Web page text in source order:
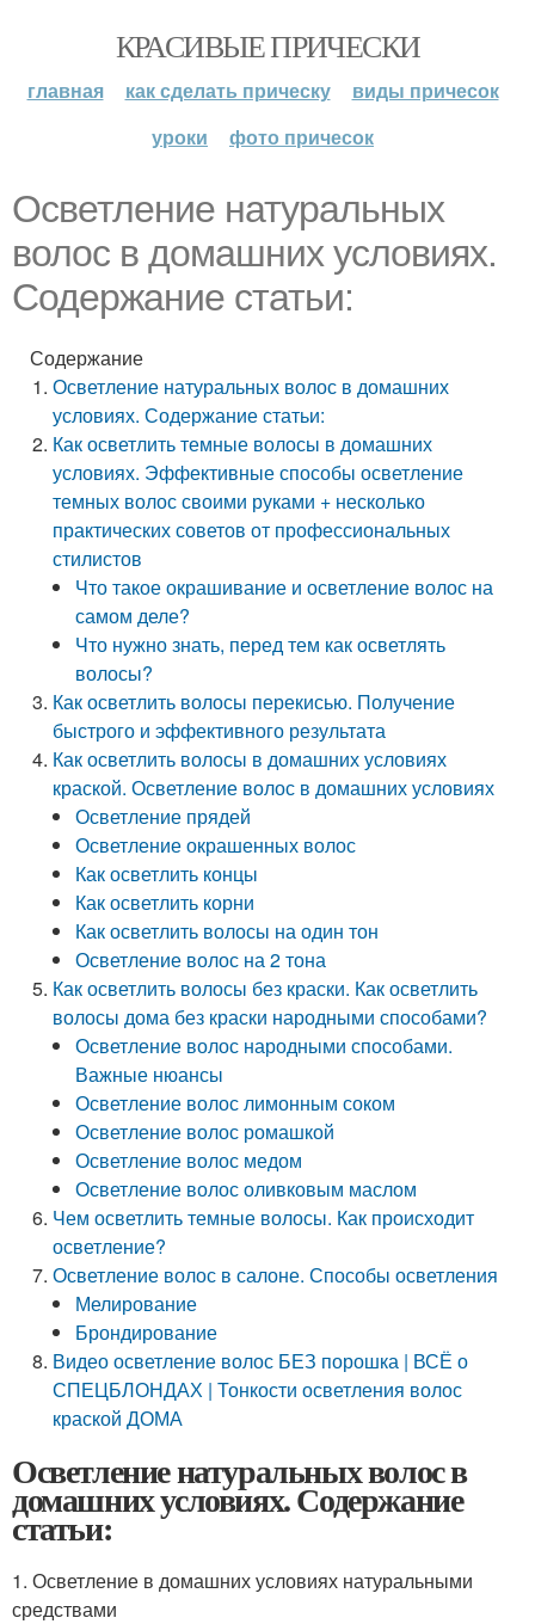
КРАСИВЫЕ ПРИЧЕСКИ
главная как сделать прическу
виды причесок
уроки
фото причесок
Осветление натуральных
волос в домашних условиях.
Содержание статьи:
Содержание
Осветление натуральных волос в домашних
условиях. Содержание статьи:
Как осветлить темные волосы в домашних
условиях. Эффективные способы осветление
темных волос своими руками + несколько
практических советов от профессиональных
стилистов
Что такое окрашивание и осветление волос на
самом деле?
Что нужно знать, перед тем как осветлять
волосы?
Как осветлить волосы перекисью. Получение
быстрого и эффективного результата
Как осветлить волосы в домашних условиях
краской. Осветление волос в домашних условиях
Осветление прядей
Осветление окрашенных волос
Как осветлить концы­
Как осветлить корни­
Как осветлить волосы на один тон
Осветление волос на 2 тона
Как осветлить волосы без краски. Как осветлить
волосы дома без краски народными способами?
Осветление волос народными способами.
Важные нюансы
Осветление волос лимонным соком
Осветление волос ромашкой
Осветление волос медом
Осветление волос оливковым маслом
Чем осветлить темные волосы. Как происходит
осветление?
Осветление волос в салоне. Способы осветления
Мелирование
Брондирование
Видео осветление волос БЕЗ порошка | ВСЁ о
СПЕЦБЛОНДАХ | Тонкости осветления волос
краской ДОМА
Осветление натуральных волос в
домашних условиях. Содержание
статьи:
1. Осветление в домашних условиях натуральными
средствами